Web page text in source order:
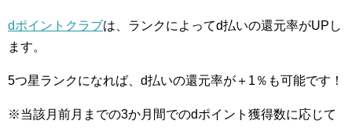
dポイントクラブは、ランクによってd払いの還元率がUPし
ます。
5つ星ランクになれば、d払いの還元率が＋1％も可能です！
※当該月前月までの3か月間でのdポイント獲得数に応じて